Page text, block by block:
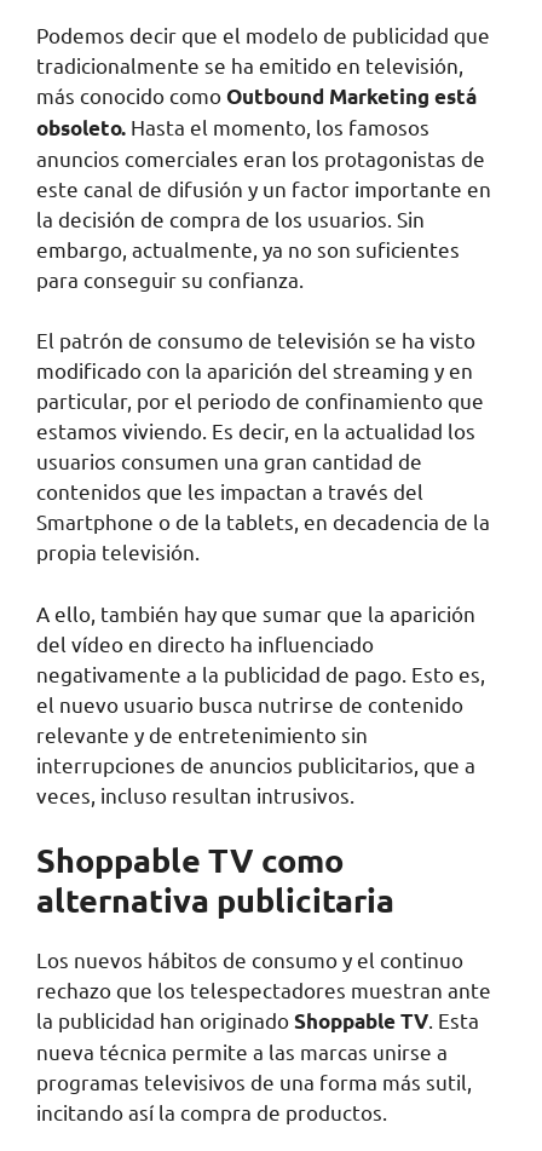
Podemos decir que el modelo de publicidad que
tradicionalmente se ha emitido en televisión,
más conocido comoOutbound Marketing está
obsoleto. Hasta el momento, los famosos
anuncios comerciales eran los protagonistas de
este canal de difusión y un factor importante en
la decisión de compra de los usuarios. Sin
embargo, actualmente, ya no son suficientes
para conseguir su confianza.
El patrón de consumo de televisión se ha visto
modificado con la aparición del streaming y en
particular, por el periodo de confinamiento que
estamos viviendo. Es decir, en la actualidad los
usuarios consumen una gran cantidad de
contenidos que les impactan a través del
Smartphone o de la tablets, en decadencia de la
propia televisión.
A ello, también hay que sumar que la aparición
del vídeo en directo ha influenciado
negativamente a la publicidad de pago. Esto es,
el nuevo usuario busca nutrirse de contenido
relevante y de entretenimiento sin
interrupciones de anuncios publicitarios, que a
veces, incluso resultan intrusivos.
Shoppable TV como
alternativa publicitaria
Los nuevos hábitos de consumo y el continuo
rechazo que los telespectadores muestran ante
la publicidad han originadoShoppable TV. Esta
nueva técnica permite a las marcas unirse a
programas televisivos de una forma más sutil,
incitando así la compra de productos.